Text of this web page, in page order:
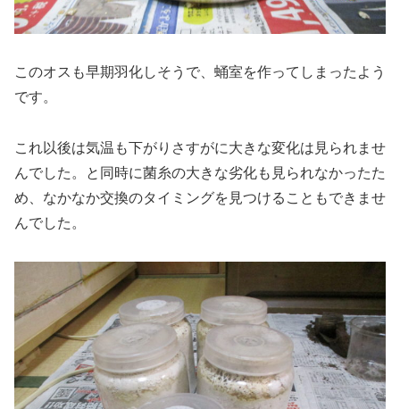
このオスも早期羽化しそうで、蛹室を作ってしまったよう
です。
これ以後は気温も下がりさすがに大きな変化は見られませ
んでした。と同時に菌糸の大きな劣化も見られなかったた
め、なかなか交換のタイミングを見つけることもできませ
んでした。